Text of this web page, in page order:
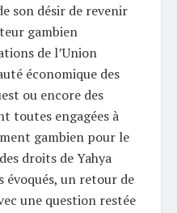
son désir de revenir
gambien
de l’Union
économique des
ou encore des
toutes engagées à
gambien pour le
droits de Yahya
évoqués, un retour de
une question restée